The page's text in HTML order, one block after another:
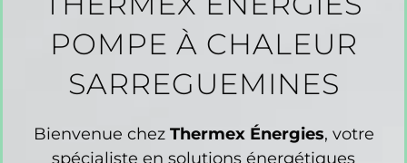
POMPE À CHALEUR
SARREGUEMINES
Bienvenue chez Thermex Énergies, votre
spécialiste en solutions énergétiques